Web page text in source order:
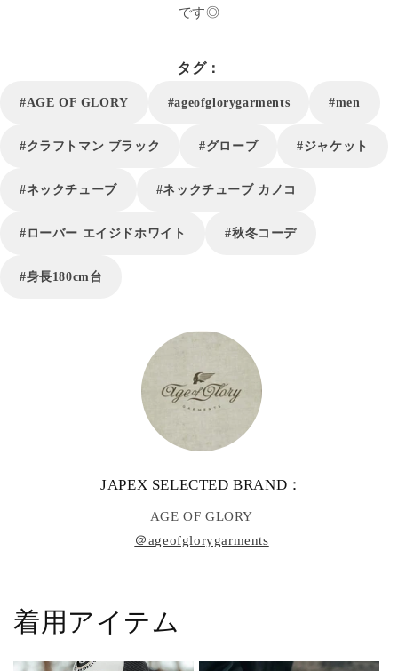
です◎
タグ：
#AGE OF GLORY #ageofglorygarments #men
#クラフトマン ブラック #グローブ #ジャケット
#ネックチューブ #ネックチューブ カノコ
#ローバー エイジドホワイト #秋冬コーデ
#身長180cm台
JAPEX SELECTED BRAND：
AGE OF GLORY
＠ageofglorygarments
着用アイテム